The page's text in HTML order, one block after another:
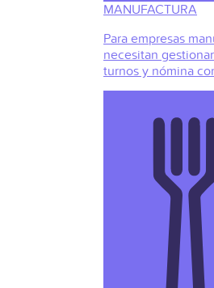
MANUFACTURA
Para empresas
necesitan
turnos y nómina